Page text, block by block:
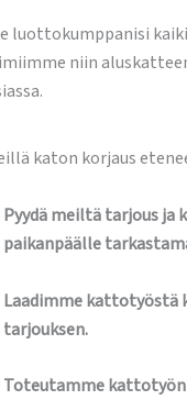
luottokumppanisi
niin
katon korjaus
Pyydä meiltä tarjous ja
paikanpäälle
Laadimme kattotyöstä
tarjouksen.
Toteutamme kattotyön